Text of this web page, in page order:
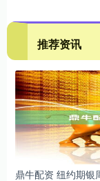
推荐资讯
鼎牛配资 纽约期银